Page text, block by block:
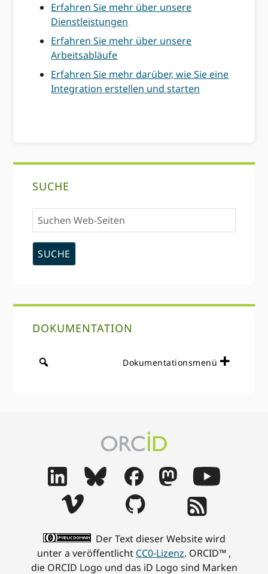
Erfahren Sie mehr über unsere
Dienstleistungen
Erfahren Sie mehr über unsere
Arbeitsabläufe
Erfahren Sie mehr darüber, wie Sie eine
Integration erstellen und starten
SUCHE
Suchen
Web-
Seiten
DOKUMENTATION
Dokumentationsmenü
Der Text dieser Website wird
unter a veröffentlicht CC0-Lizenz. ORCID™ ,
die ORCID Logo und das iD Logo sind Marken